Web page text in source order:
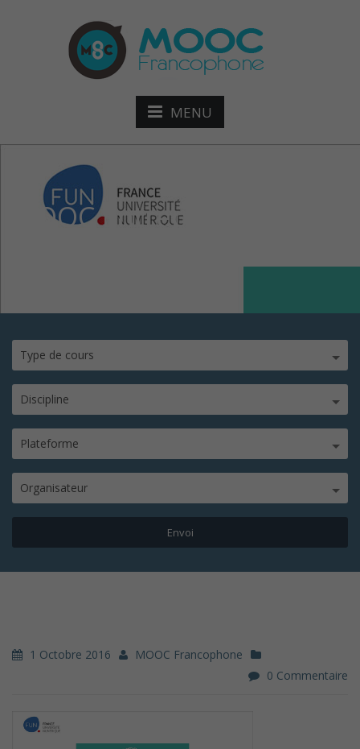
MENU
MOOC Entrepreneuriat et
Type de cours
Discipline
Plateforme
Organisateur
1 Octobre 2016
MOOC Francophone
0 Commentaire